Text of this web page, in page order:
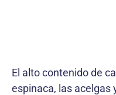
El alto contenido de
espinaca, las acelgas